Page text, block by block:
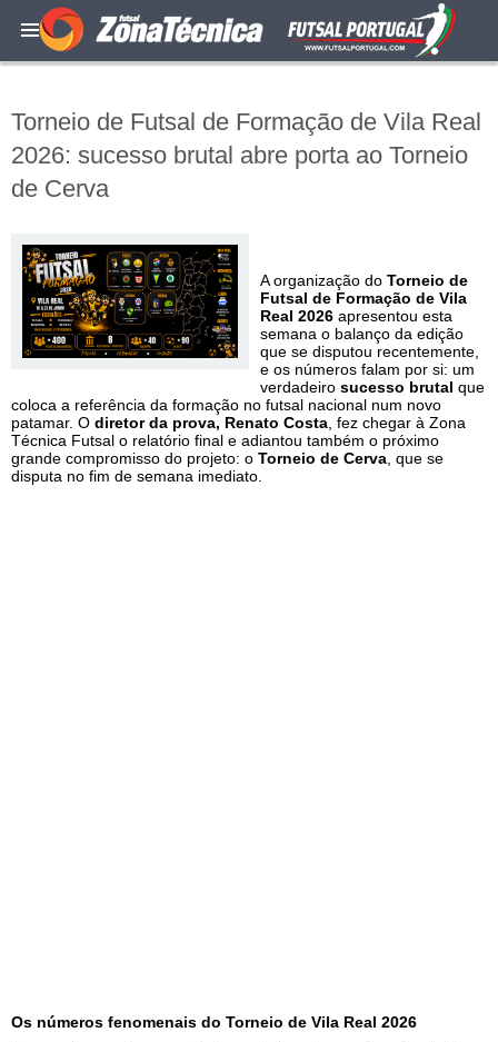
Torneio de Futsal de Formação de Vila Real
2026: sucesso brutal abre porta ao Torneio
de Cerva
A organização do Torneio de
Futsal de Formação de Vila
Real 2026 apresentou esta
semana o balanço da edição
que se disputou recentemente,
e os números falam por si: um
verdadeiro sucesso brutal que
coloca a referência da formação no futsal nacional num novo
patamar. O diretor da prova, Renato Costa , fez chegar à Zona
Técnica Futsal o relatório final e adiantou também o próximo
grande compromisso do projeto: o Torneio de Cerva , que se
disputa no fim de semana imediato.
Os números fenomenais do Torneio de Vila Real 2026